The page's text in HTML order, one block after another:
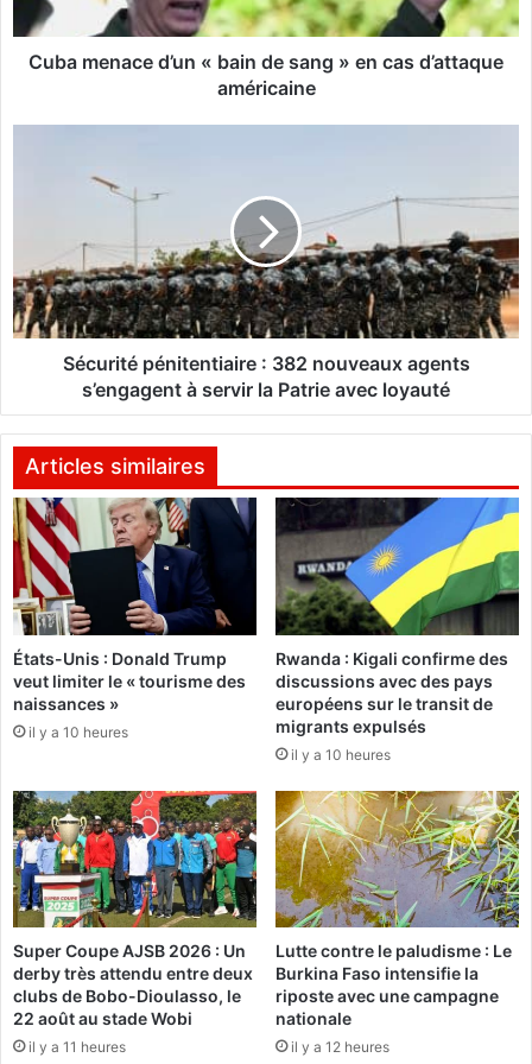
c
n
d
e
g
n
c
a
s
d
a
t
t
a
e
a
m
é
r
i
c
a
i
e
Cuba menace d’un « bain de sang » en cas d’attaque
américaine
t
é
p
i
t
n
t
i
a
r
:
3
8
2
u
v
e
a
u
a
g
e
n
Sécurité pénitentiaire : 382 nouveaux agents
s’engagent à servir la Patrie avec loyauté
Articles similaires
États-Unis : Donald Trump
veut limiter le « tourisme des
naissances »
il y a 10 heures
Rwanda : Kigali confirme des
discussions avec des pays
européens sur le transit de
migrants expulsés
il y a 10 heures
Super Coupe AJSB 2026 : Un
derby très attendu entre deux
clubs de Bobo-Dioulasso, le
22 août au stade Wobi
il y a 11 heures
Lutte contre le paludisme : Le
Burkina Faso intensifie la
riposte avec une campagne
nationale
il y a 12 heures